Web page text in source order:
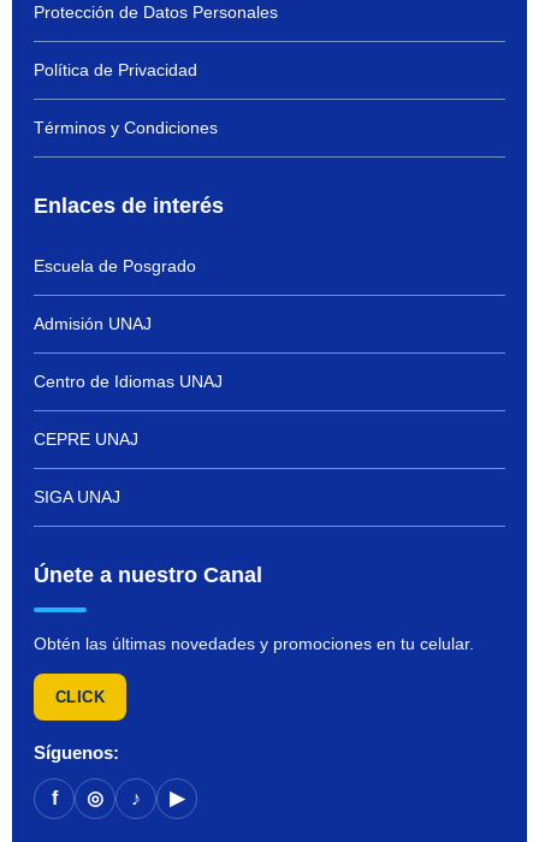
Protección de Datos Personales
Política de Privacidad
Términos y Condiciones
Enlaces de interés
Escuela de Posgrado
Admisión UNAJ
Centro de Idiomas UNAJ
CEPRE UNAJ
SIGA UNAJ
Únete a nuestro Canal
Obtén las últimas novedades y promociones en tu celular.
CLICK
Síguenos:
f ◎ ♪ ▶